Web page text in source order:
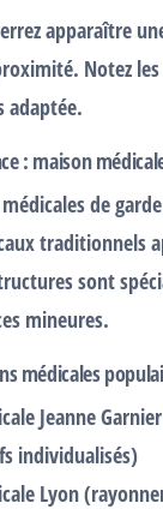
apparaître
Notez
adaptée.
: maison
de garde
traditionnels
sont
mineures.
médicales
Jeanne Garnier
individualisés)
Lyon